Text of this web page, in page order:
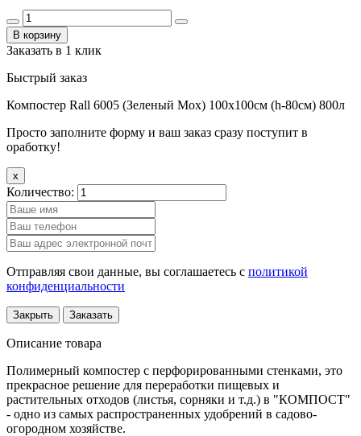
В корзину
Заказать в 1 клик
Быстрый заказ
Компостер Rall 6005 (Зеленый Мох) 100х100см (h-80см) 800л
Просто заполните форму и ваш заказ сразу поступит в
оработку!
x
Количество:
Отправляя свои данные, вы соглашаетесь с политикой
конфиденциальности
Закрыть Заказать
Описание товара
Полимерный компостер с перфорированными стенками, это
прекрасное решение для переработки пищевых и
растительных отходов (листья, сорняки и т.д.) в "КОМПОСТ"
- одно из самых распространенных удобрений в садово-
огородном хозяйстве.